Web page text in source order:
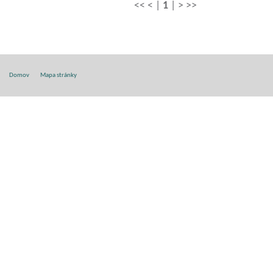
<< < 1 > >>
Domov Mapa stránky